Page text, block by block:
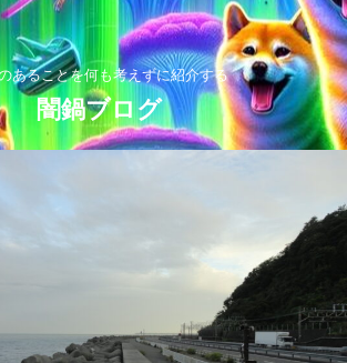
あることを何も考えずに紹介する
闇鍋ブログ